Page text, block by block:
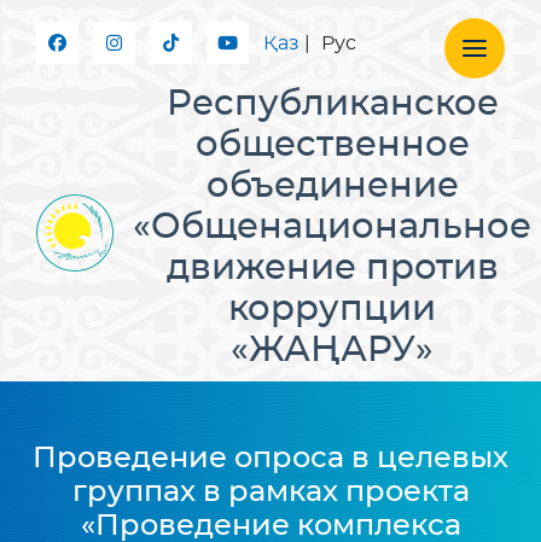
Қаз Рус
Республиканское
общественное
объединение
«Общенациональное
движение против
коррупции
«ЖАҢАРУ»
Проведение опроса в целевых
группах в рамках проекта
«Проведение комплекса